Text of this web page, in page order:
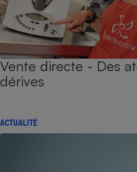
Vente directe - Des
dérives
ACTUALITÉ